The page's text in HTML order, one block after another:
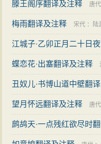
滕王阁序翻译及注释 唐代
梅雨翻译及注释 宋代 ： 陆
江城子·乙卯正月二十日
蝶恋花·出塞翻译及注释
丑奴儿·书博山道中壁翻
望月怀远翻译及注释 唐代
鹧鸪天·一点残红欲尽时